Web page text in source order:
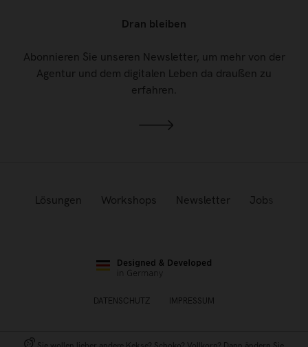
Dran bleiben
Abonnieren Sie unseren Newsletter, um mehr von der
Agentur und dem digitalen Leben da draußen zu
erfahren.
Lösungen Workshops Newsletter Jobs
DATENSCHUTZ IMPRESSUM